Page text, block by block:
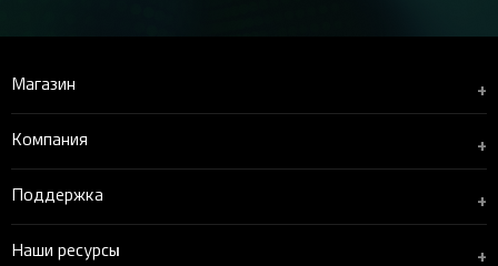
Магазин +
Компания +
Поддержка +
Наши ресурсы +